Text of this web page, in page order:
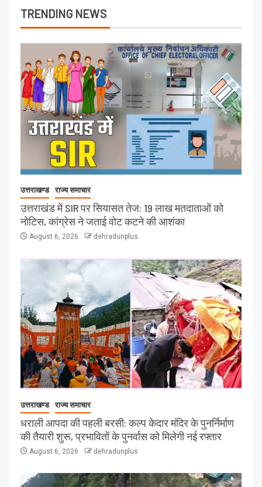
TRENDING NEWS
उत्तराखण्ड राज्य समाचार
उत्तराखंड में SIR पर सियासत तेज: 19 लाख मतदाताओं को
नोटिस, कांग्रेस ने जताई वोट कटने की आशंका
August 6, 2026 dehradunplus
उत्तराखण्ड राज्य समाचार
धराली आपदा की पहली बरसी: कल्प केदार मंदिर के पुनर्निर्माण
की तैयारी शुरू, प्रभावितों के पुनर्वास को मिलेगी नई रफ्तार
August 6, 2026 dehradunplus